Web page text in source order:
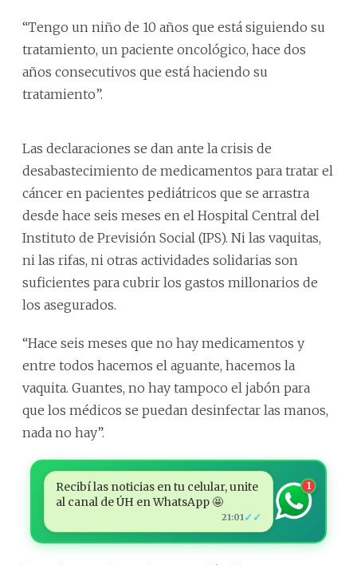
“Tengo un niño de 10 años que está siguiendo su
tratamiento, un paciente oncológico, hace dos
años consecutivos que está haciendo su
tratamiento”.
Las declaraciones se dan ante la crisis de
desabastecimiento de medicamentos para tratar el
cáncer en pacientes pediátricos que se arrastra
desde hace seis meses en el Hospital Central del
Instituto de Previsión Social (IPS). Ni las vaquitas,
ni las rifas, ni otras actividades solidarias son
suficientes para cubrir los gastos millonarios de
los asegurados.
“Hace seis meses que no hay medicamentos y
entre todos hacemos el aguante, hacemos la
vaquita. Guantes, no hay tampoco el jabón para
que los médicos se puedan desinfectar las manos,
nada no hay”.
Recibí las noticias en tu celular, unite
al canal de ÚH en WhatsApp 🤩
21:01 ✓✓
1